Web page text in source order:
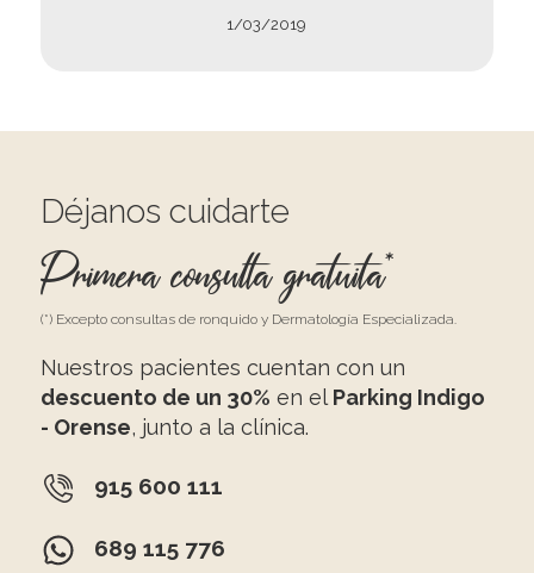
1/03/2019
Déjanos cuidarte
Primera consulta gratuita*
(*) Excepto consultas de ronquido y Dermatología Especializada.
Nuestros pacientes cuentan con un
descuento de un 30% en el Parking Indigo
- Orense, junto a la clínica.
915 600 111
689 115 776